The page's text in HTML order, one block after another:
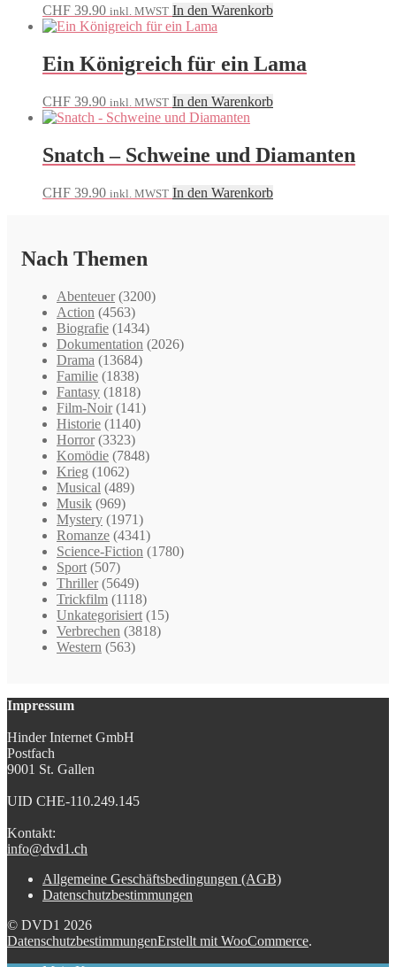
CHF 39.90 inkl. MWST In den Warenkorb
Ein Königreich für ein Lama
CHF 39.90 inkl. MWST In den Warenkorb
Snatch – Schweine und Diamanten
CHF 39.90 inkl. MWST In den Warenkorb
Nach Themen
Abenteuer (3200)
Action (4563)
Biografie (1434)
Dokumentation (2026)
Drama (13684)
Familie (1838)
Fantasy (1818)
Film-Noir (141)
Historie (1140)
Horror (3323)
Komödie (7848)
Krieg (1062)
Musical (489)
Musik (969)
Mystery (1971)
Romanze (4341)
Science-Fiction (1780)
Sport (507)
Thriller (5649)
Trickfilm (1118)
Unkategorisiert (15)
Verbrechen (3818)
Western (563)
Impressum
Hinder Internet GmbH
Postfach
9001 St. Gallen
UID CHE-110.249.145
Kontakt:
info@dvd1.ch
Allgemeine Geschäftsbedingungen (AGB)
Datenschutzbestimmungen
© DVD1 2026
DatenschutzbestimmungenErstellt mit WooCommerce.